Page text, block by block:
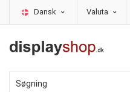
Dansk Valuta